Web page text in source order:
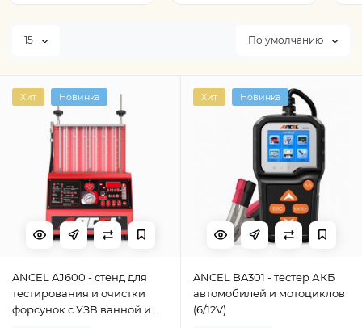
15 По умолчанию
Хит Новинка
ANCEL AJ600 - стенд для
тестирования и очистки
форсунок с УЗВ ванной и
Хит Новинка
ANCEL BA301 - тестер АКБ
автомобилей и мотоциклов
(6/12V)